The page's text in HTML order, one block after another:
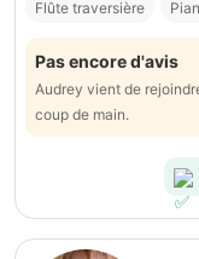
Flûte traversière
Pas encore d'avis
Audrey vient de
coup de main.